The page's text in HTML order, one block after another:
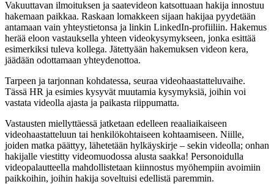
Vakuuttavan ilmoituksen ja saatevideon katsottuaan hakija innostuu
hakemaan paikkaa. Raskaan lomakkeen sijaan hakijaa pyydetään
antamaan vain yhteystietonsa ja linkin LinkedIn-profiiliin. Hakemus
herää eloon vastauksella yhteen videokysymykseen, jonka esittää
esimerkiksi tuleva kollega. Jätettyään hakemuksen videon kera,
jäädään odottamaan yhteydenottoa.
Tarpeen ja tarjonnan kohdatessa, seuraa videohaastatteluvaihe.
Tässä HR ja esimies kysyvät muutamia kysymyksiä, joihin voi
vastata videolla ajasta ja paikasta riippumatta.
Vastausten miellyttäessä jatketaan edelleen reaaliaikaiseen
videohaastatteluun tai henkilökohtaiseen kohtaamiseen. Niille,
joiden matka päättyy, lähetetään hylkäyskirje – sekin videolla; onhan
hakijalle viestitty videomuodossa alusta saakka! Personoidulla
videopalautteella mahdollistetaan kiinnostus myöhempiin avoimiin
paikkoihin, joihin hakija soveltuisi edellistä paremmin.